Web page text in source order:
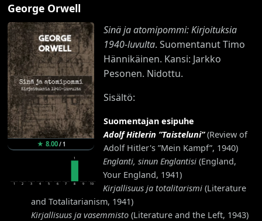
George Orwell
★ 8.00/1
1 2 3 4 5 6 7
1
8 9 10
Sinä ja atomipommi: Kirjoituksia
1940-luvulta. Suomentanut Timo
Hännikäinen. Kansi: Jarkko
Pesonen. Nidottu.
Sisältö:
Suomentajan esipuhe
Adolf Hitlerin ”Taisteluni”(Review of
Adolf Hitler's ”Mein Kampf”, 1940)
Englanti, sinun Englantisi(England,
Your England, 1941)
Kirjallisuus ja totalitarismi(Literature
and Totalitarianism, 1941)
Kirjallisuus ja vasemmisto (Literature and the Left, 1943)